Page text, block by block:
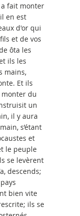
fait monter
en est
d'or qui
et de vos
ôta les
ils les
mains,
Et ils
du
un
il y aura
s’étant
et
le peuple
se levèrent
descends;
bien vite
ils se